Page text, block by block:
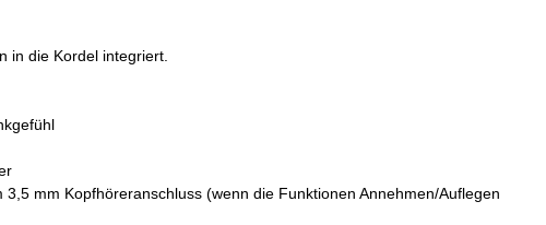
in die Kordel integriert.
mm Kopfhöreranschluss (wenn die Funktionen Annehmen/Auflegen